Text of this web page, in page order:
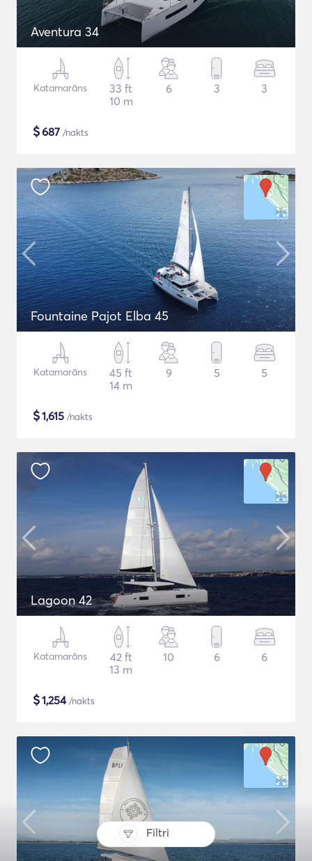
Filtri
Aventura 34
Katamarāns
33 ft
10 m
6 3 3
$687 /nakts
Fountaine Pajot Elba 45
Katamarāns
45 ft
14 m
9 5 5
$1,615 /nakts
Lagoon 42
Katamarāns
42 ft
13 m
10 6 6
$1,254/nakts